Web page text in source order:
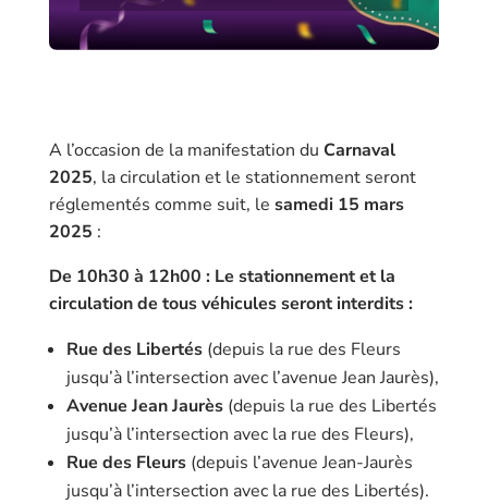
A l’occasion de la manifestation du Carnaval
2025, la circulation et le stationnement seront
réglementés comme suit, le samedi 15 mars
2025 :
De 10h30 à 12h00 : Le stationnement et la
circulation de tous véhicules seront interdits :
Rue des Libertés(depuis la rue des Fleurs
jusqu’à l’intersection avec l’avenue Jean Jaurès),
Avenue Jean Jaurès(depuis la rue des Libertés
jusqu’à l’intersection avec la rue des Fleurs),
Rue des Fleurs(depuis l’avenue Jean-Jaurès
jusqu’à l’intersection avec la rue des Libertés).